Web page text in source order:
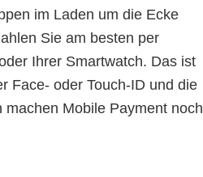
im Laden um die Ecke
Sie am besten per
Ihrer Smartwatch. Das ist
Face- oder Touch-ID und die
Mobile Payment noch